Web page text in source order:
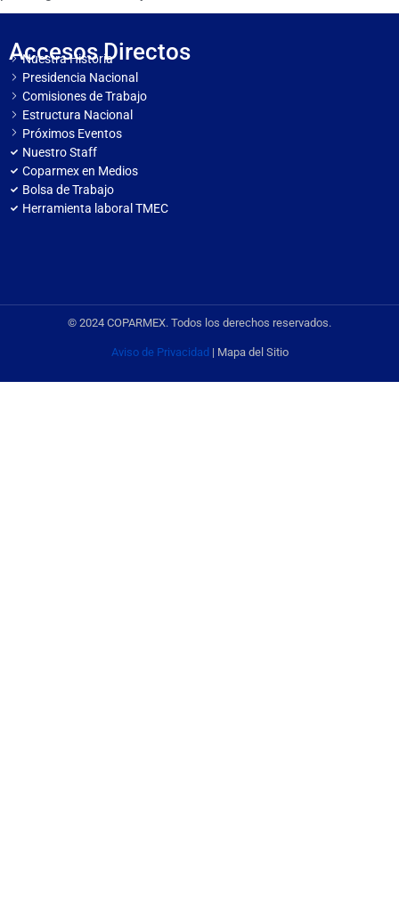
Accesos Directos
Nuestra Historia
Presidencia Nacional
Comisiones de Trabajo
Estructura Nacional
Próximos Eventos
Nuestro Staff
Coparmex en Medios
Bolsa de Trabajo
Herramienta laboral TMEC
© 2024 COPARMEX. Todos los derechos reservados.
Aviso de Privacidad| Mapa del Sitio